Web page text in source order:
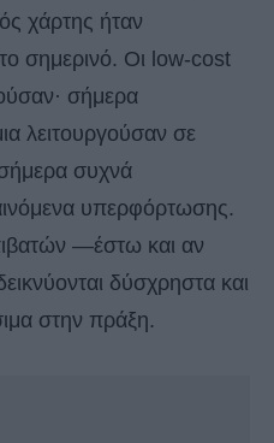
χάρτης ήταν
σημερινό. Οι low-cost
σήμερα
λειτουργούσαν σε
συχνά
υπερφόρτωσης.
—έστω και αν
δύσχρηστα και
στην πράξη.